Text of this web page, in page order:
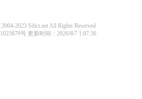
2023 Sdict.net All Rights Reserved
号更新时间：2026/8/7 1:07:36